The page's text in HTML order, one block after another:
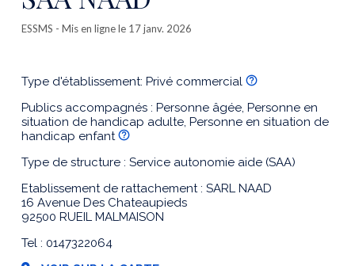
ESSMS - Mis en ligne le 17 janv. 2026
Type d'établissement: Privé commercial
Publics accompagnés : Personne âgée, Personne en
situation de handicap adulte, Personne en situation de
handicap enfant
Type de structure : Service autonomie aide (SAA)
Etablissement de rattachement : SARL NAAD
16 Avenue Des Chateaupieds
92500 RUEIL MALMAISON
Tel : 0147322064